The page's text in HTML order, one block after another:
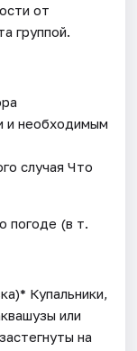
от
группой.
и необходимым
случая Что
погоде (в т.
Купальники,
или
на